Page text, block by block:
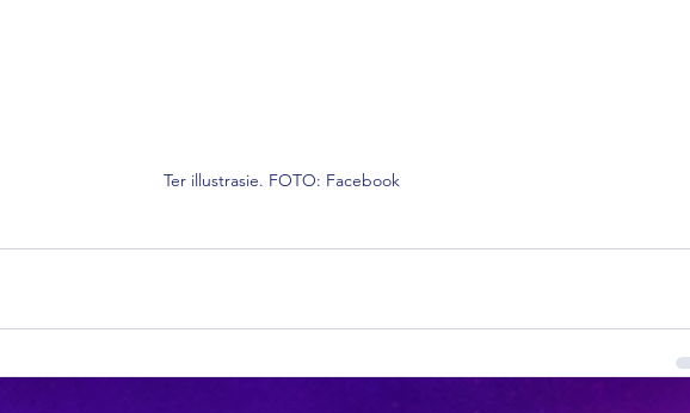
Ter illustrasie. FOTO: Facebook